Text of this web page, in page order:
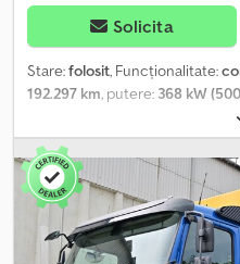
Solicita
Stare:folosit, Funcționalitate:
192.297 km, putere: 368 kW
ampatament:380 mm, culoare:
clasă de emisii:Euro 6, An de
capacitate cilindrică:
12.777 cm³
istoric complet de service,
cabină: Globetrotter XL Volvo
economic îmbunătățit. Control